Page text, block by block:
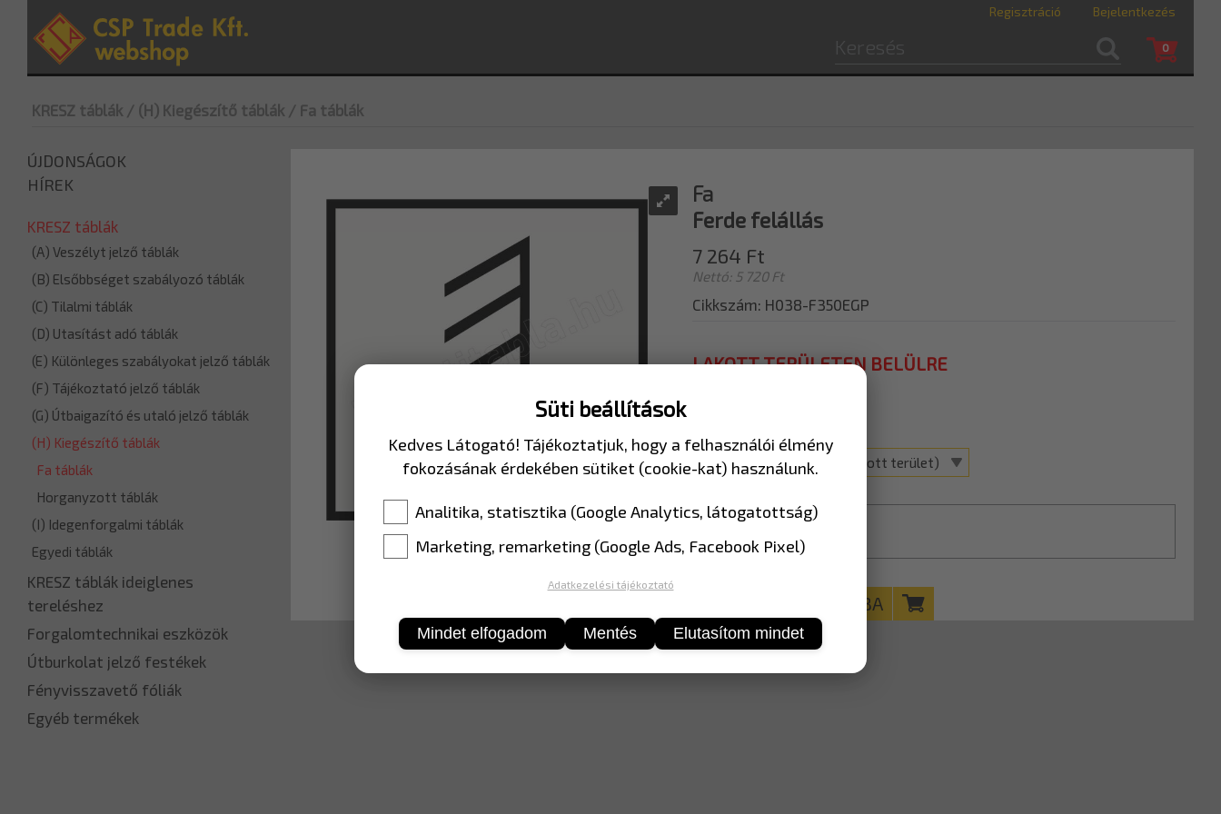
Regisztráció Bejelentkezés
0
KRESZ táblák / (H) Kiegészítő táblák / Fa táblák
Fa
Ferde felállás
7 264 Ft
Nettó: 5 720 Ft
Cikkszám: H038-F350EGP
LAKOTT TERÜLETEN BELÜLRE
ANYAG EGP fóliával (Lakott terület)
KOSÁRBA
ÚJDONSÁGOK
HÍREK
KRESZ táblák
(A) Veszélyt jelző táblák
(B) Elsőbbséget szabályozó táblák
(C) Tilalmi táblák
(D) Utasítást adó táblák
(E) Különleges szabályokat jelző táblák
(F) Tájékoztató jelző táblák
(G) Útbaigazító és utaló jelző táblák
(H) Kiegészítő táblák
Fa táblák
Horganyzott táblák
(I) Idegenforgalmi táblák
Egyedi táblák
KRESZ táblák ideiglenes
tereléshez
Forgalomtechnikai eszközök
Útburkolat jelző festékek
Fényvisszavető fóliák
Egyéb termékek
Süti beállítások
Kedves Látogató! Tájékoztatjuk, hogy a felhasználói élmény
fokozásának érdekében sütiket (cookie-kat) használunk.
Analitika, statisztika (Google Analytics, látogatottság)
Marketing, remarketing (Google Ads, Facebook Pixel)
Adatkezelési tájékoztató
Mindet elfogadom Mentés Elutasítom mindet